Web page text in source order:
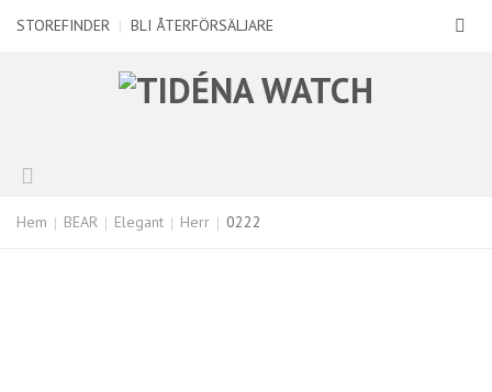
STOREFINDER | BLI ÅTERFÖRSÄLJARE
Hem BEAR Elegant Herr 0222